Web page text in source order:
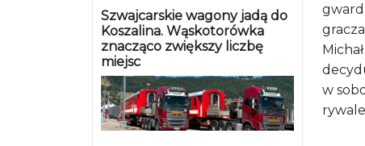
Szwajcarskie wagony jadą do
Koszalina. Wąskotorówka
znacząco zwiększy liczbę
miejsc
w